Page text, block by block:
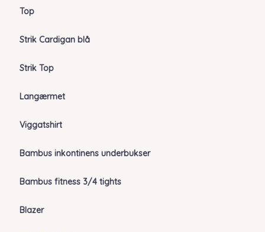
Top
Strik Cardigan blå
Strik Top
Langærmet
Viggatshirt
Bambus inkontinens underbukser
Bambus fitness 3/4 tights
Blazer